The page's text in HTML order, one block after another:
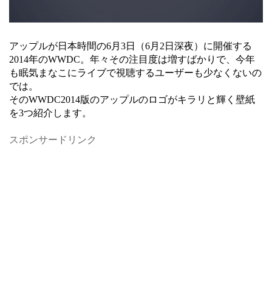
アップルが日本時間の6月3日（6月2日深夜）に開催する
2014年のWWDC。年々その注目度は増すばかりで、今年
も眠気まなこにライブで視聴するユーザーも少なくないの
では。
そのWWDC2014版のアップルのロゴがキラリと輝く壁紙
を3つ紹介します。
スポンサードリンク